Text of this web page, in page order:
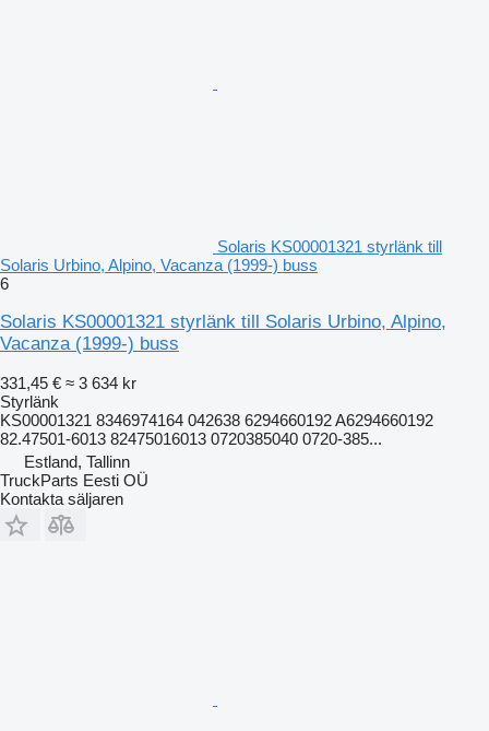
Solaris KS00001321 styrlänk till
Solaris Urbino, Alpino, Vacanza (1999-) buss
6
Solaris KS00001321 styrlänk till Solaris Urbino, Alpino,
Vacanza (1999-) buss
331,45 € ≈ 3 634 kr
Styrlänk
KS00001321 8346974164 042638 6294660192 A6294660192
82.47501-6013 82475016013 0720385040 0720-385...
Estland, Tallinn
TruckParts Eesti OÜ
Kontakta säljaren